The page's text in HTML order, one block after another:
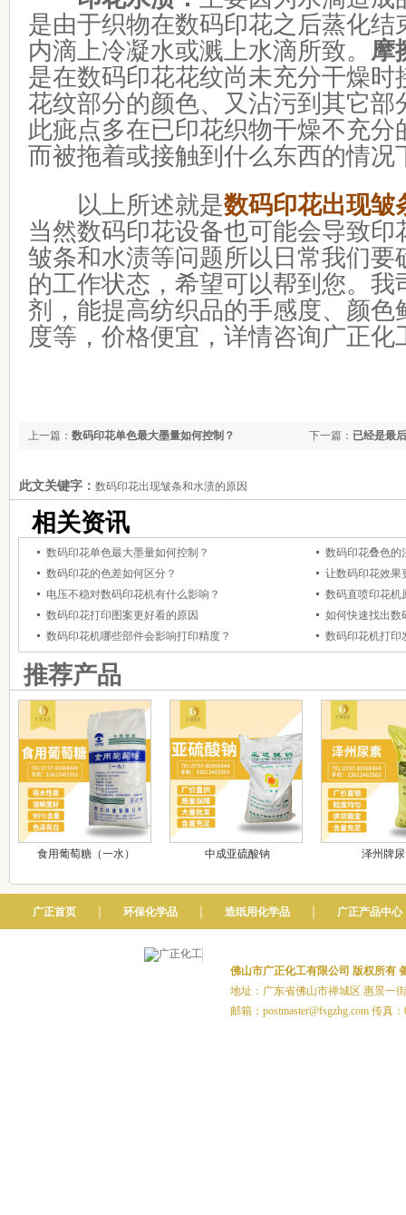
是由于织物在数码印花之后蒸化结
内滴上冷凝水或溅上水滴所致。 摩
是在数码印花花纹尚未充分干燥时
花纹部分的颜色、又沾污到其它部
此疵点多在已印花织物干燥不充分
而被拖着或接触到什么东西的情况
以上所述就是数码印花出现皱
当然数码印花设备也可能会导致印
皱条和水渍等问题所以日常我们要
的工作状态，希望可以帮到您。我
剂，能提高纺织品的手感度、颜色
度等，价格便宜，详情咨询广正化
下一篇： 已经是最
上一篇： 数码印花单色最大墨量如何控制？
此文关键字： 数码印花出现皱条和水渍的原因
相关资讯
数码印花单色最大墨量如何控制？
数码印花叠色的
数码印花的色差如何区分？
让数码印花效果
电压不稳对数码印花机有什么影响？
数码直喷印花机
数码印花打印图案更好看的原因
如何快速找出数
数码印花机哪些部件会影响打印精度？
数码印花机打印
推荐产品
食用葡萄糖（一水） 中成亚硫酸钠 泽州牌
广正首页 ｜ 环保化学品 ｜ 造纸用化学品 ｜ 广正产品中心
佛山市广正化工有限公司 版权所有
地址：广东省佛山市禅城区 惠景一
邮箱：postmaster@fsgzhg.com 传真